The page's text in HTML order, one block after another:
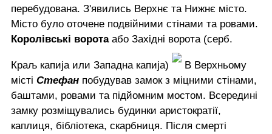
перебудована. З'явились Верхнє та Нижнє місто.
Місто було оточене подвійними стінами та ровами.
Королівські воротаабо Західні ворота (серб.
Краљ капија или Западна капија)
В Верхньому
місті Стефан побудував замок з міцними стінами,
баштами, ровами та підйомним мостом. Всередині
замку розміщувались будинки аристократії,
каплиця, бібліотека, скарбниця. Після смерті